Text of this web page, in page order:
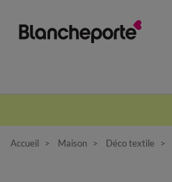
Accueil Maison Déco textile